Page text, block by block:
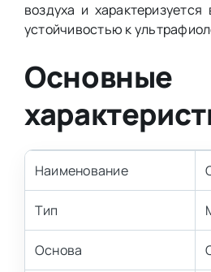
воздуха и
устойчивостью к
Основные
Наименование
Тип
Основа